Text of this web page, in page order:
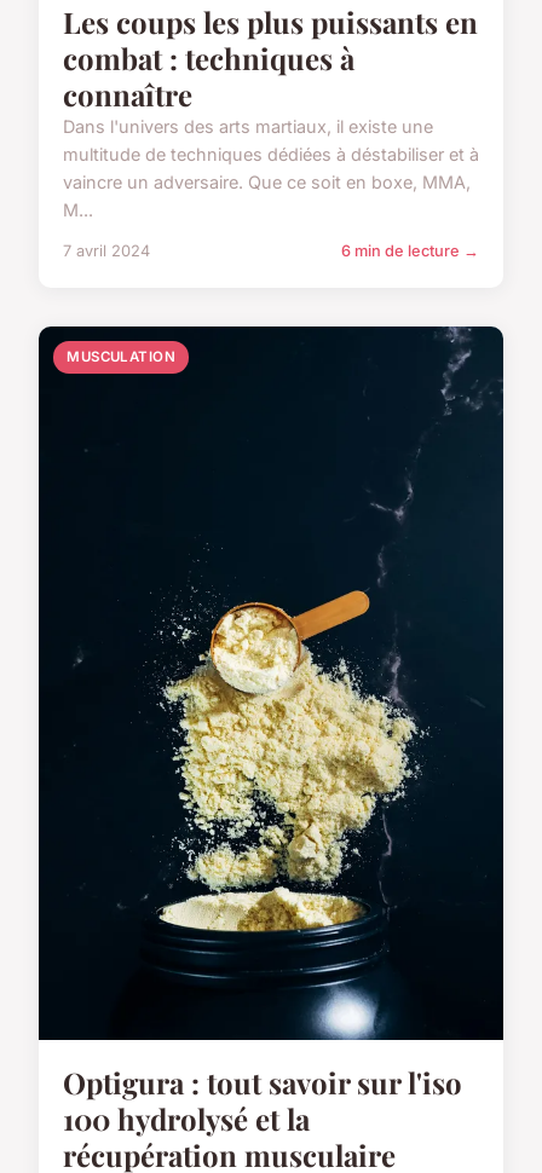
Les coups les plus puissants en
combat : techniques à
connaître
Dans l'univers des arts martiaux, il existe une
multitude de techniques dédiées à déstabiliser et à
vaincre un adversaire. Que ce soit en boxe, MMA,
M...
7 avril 2024 6 min de lecture →
MUSCULATION
Optigura : tout savoir sur l'iso
100 hydrolysé et la
récupération musculaire